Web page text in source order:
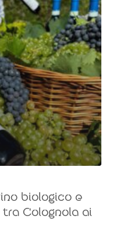
biologico e
tra Colognola ai